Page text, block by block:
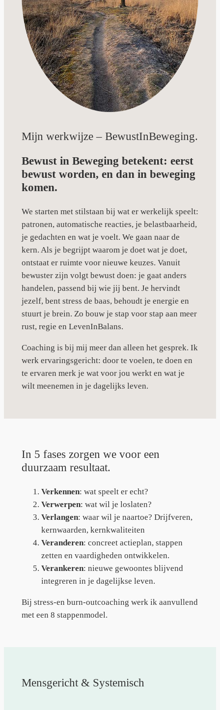
Mijn werkwijze – BewustInBeweging.
Bewust in Beweging betekent: eerst
bewust worden, en dan in beweging
komen.
We starten met stilstaan bij wat er werkelijk speelt:
patronen, automatische reacties, je belastbaarheid,
je gedachten en wat je voelt. We gaan naar de
kern. Als je begrijpt waarom je doet wat je doet,
ontstaat er ruimte voor nieuwe keuzes. Vanuit
bewuster zijn volgt bewust doen: je gaat anders
handelen, passend bij wie jij bent. Je hervindt
jezelf, bent stress de baas, behoudt je energie en
stuurt je brein. Zo bouw je stap voor stap aan meer
rust, regie en LevenInBalans.
Coaching is bij mij meer dan alleen het gesprek. Ik
werk ervaringsgericht: door te voelen, te doen en
te ervaren merk je wat voor jou werkt en wat je
wilt meenemen in je dagelijks leven.
In 5 fases zorgen we voor een
duurzaam resultaat.
Verkennen: wat speelt er echt?
Verwerpen: wat wil je loslaten?
Verlangen: waar wil je naartoe? Drijfveren,
kernwaarden, kernkwaliteiten
Veranderen: concreet actieplan, stappen
zetten en vaardigheden ontwikkelen.
Verankeren: nieuwe gewoontes blijvend
integreren in je dagelijkse leven.
Bij stress-en burn-outcoaching werk ik aanvullend
met een 8 stappenmodel.
Mensgericht & Systemisch